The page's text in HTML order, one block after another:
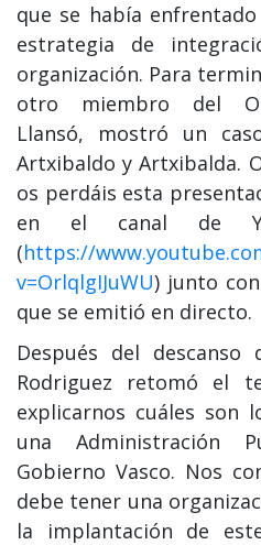
que se había
estrategia de
organización. Para
otro miembro del
Llansó, mostró un
Artxibaldo y Artxibalda.
os perdáis esta
en el canal de
(https://
v=OrlqlgIJuWU) junto
que se emitió en directo.
Después del
Rodriguez retomó el
explicarnos cuáles son
una Administración
Gobierno Vasco. Nos
debe tener una
la implantación de